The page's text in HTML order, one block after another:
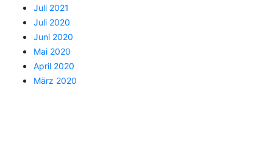
Juli 2021
Juli 2020
Juni 2020
Mai 2020
April 2020
März 2020